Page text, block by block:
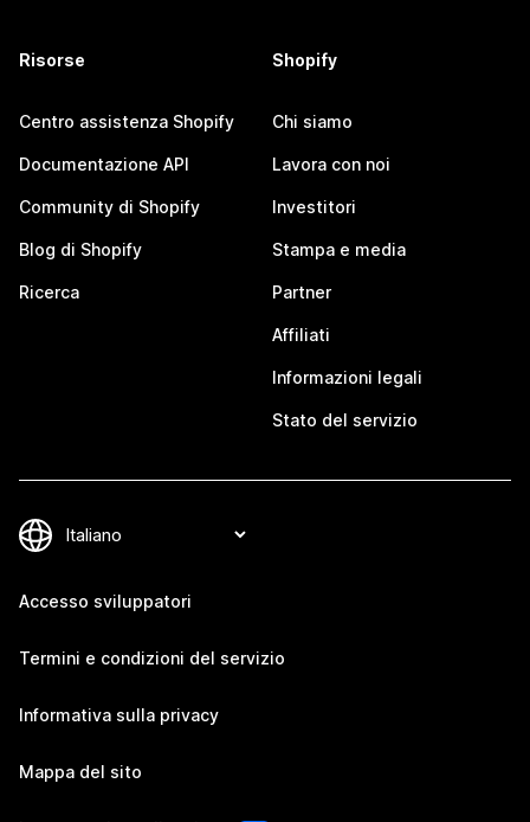
Risorse
Centro assistenza Shopify
Documentazione API
Community di Shopify
Blog di Shopify
Ricerca
Shopify
Chi siamo
Lavora con noi
Investitori
Stampa e media
Partner
Affiliati
Informazioni legali
Stato del servizio
Accesso sviluppatori
Termini e condizioni del servizio
Informativa sulla privacy
Mappa del sito